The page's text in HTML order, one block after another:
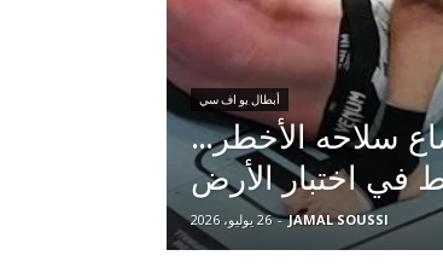
أبطال يو اف سي
سلاحه الأخطر…
اختبار الأرض
JAMAL SOUSSI
- 26 يوليو، 2026